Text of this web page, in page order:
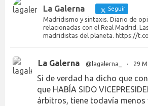
La Galerna Seguir
Madridismo y sintaxis. Diario de
relacionadas con el Real Madrid.
madridistas del planeta. https://
La Galerna @lagalerna_ · 29
Si de verdad ha dicho que
que HABÍA SIDO
árbitros, tiene todavía menos